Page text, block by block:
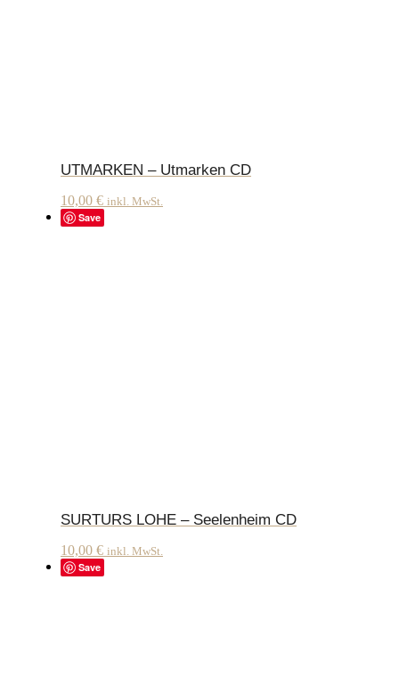
UTMARKEN – Utmarken CD
10,00 € inkl. MwSt.
Save
SURTURS LOHE – Seelenheim CD
10,00 € inkl. MwSt.
Save